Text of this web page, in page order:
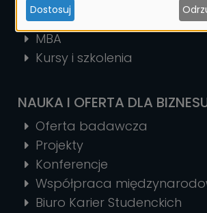
Szkoła Doktorska
MBA
Kursy i szkolenia
NAUKA I OFERTA DLA
Oferta badawcza
Projekty
Konferencje
Współpraca
Biuro Karier Studenckich
ciasteczek
Dostosuj